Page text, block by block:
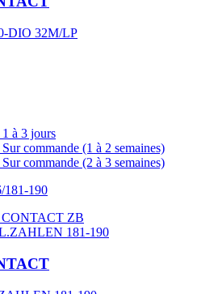
DIO 32M/LP
1 à 3 jours
Sur commande (1 à 2 semaines)
Sur commande (2 à 3 semaines)
181-190